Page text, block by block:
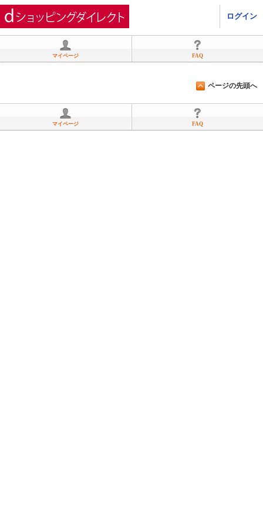
ログイン
マイページ FAQ
ページの先頭へ
マイページ FAQ